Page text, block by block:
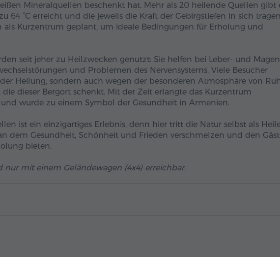
Mineralquellen beschenkt hat. Mehr als 20 heilende Quellen gibt
64 °C erreicht und die jeweils die Kraft der Gebirgstiefen in sich
als Kurzentrum geplant, um ideale Bedingungen für Erholung und
seit jeher zu Heilzwecken genutzt: Sie helfen bei Leber- und
und Problemen des Nervensystems. Viele Besucher
Heilung, sondern auch wegen der besonderen Atmosphäre von
dieser Bergort schenkt. Mit der Zeit erlangte das Kurzentrum
wurde zu einem Symbol der Gesundheit in Armenien.
ist ein einzigartiges Erlebnis, denn hier tritt die Natur selbst als
dem Gesundheit, Schönheit und Frieden verschmelzen und den
bieten.
mit einem Geländewagen (4x4) erreichbar.